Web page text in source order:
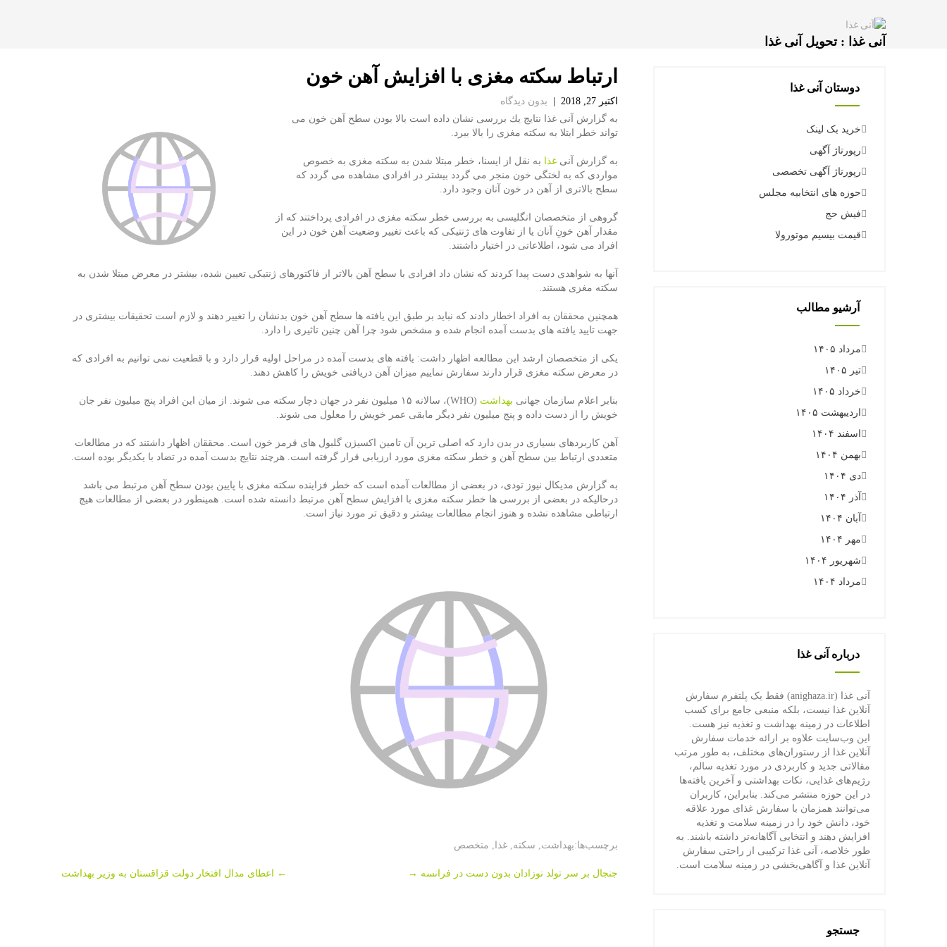
آنی غذا : تحویل آنی غذا
ارتباط سكته مغزی با افزایش آهن خون
اکتبر 27, 2018
بدون دیدگاه
به گزارش آنی غذا نتایج یك بررسی نشان داده است بالا بودن سطح آهن خون می
تواند خطر ابتلا به سكته مغزی را بالا ببرد.
به گزارش آنی غذا به نقل از ایسنا، خطر مبتلا شدن به سكته مغزی به خصوص
مواردی كه به لختگی خون منجر می گردد بیشتر در افرادی مشاهده می گردد كه
سطح بالاتری از آهن در خون آنان وجود دارد.
گروهی از متخصصان انگلیسی به بررسی خطر سكته مغزی در افرادی پرداختند كه از
مقدار آهن خونِ آنان یا از تفاوت های ژنتیكی كه باعث تغییر وضعیت آهن خون در این
افراد می شود، اطلاعاتی در اختیار داشتند.
آنها به شواهدی دست پیدا كردند كه نشان داد افرادی با سطح آهن بالاتر از فاكتورهای ژنتیكی تعیین شده، بیشتر در معرض مبتلا شدن به
سكته مغزی هستند.
همچنین محققان به افراد اخطار دادند كه نباید بر طبق این یافته ها سطح آهن خون بدنشان را تغییر دهند و لازم است تحقیقات بیشتری در
جهت تایید یافته های بدست آمده انجام شده و مشخص شود چرا آهن چنین تاثیری را دارد.
یكی از متخصصان ارشد این مطالعه اظهار داشت: یافته های بدست آمده در مراحل اولیه قرار دارد و با قطعیت نمی توانیم به افرادی كه
در معرض سكته مغزی قرار دارند سفارش نماییم میزان آهن دریافتی خویش را كاهش دهند.
بنابر اعلام سازمان جهانی بهداشت
(WHO)، سالانه ۱۵ میلیون نفر در جهان دچار سكته می شوند. از میان این افراد پنج میلیون نفر جان
خویش را از دست داده و پنج میلیون نفر دیگر مابقی عمر خویش را معلول می شوند.
آهن كاربردهای بسیاری در بدن دارد كه اصلی ترین آن تامین اكسیژن گلبول های قرمز خون است. محققان اظهار داشتند كه در مطالعات
متعددی ارتباط بین سطح آهن و خطر سكته مغزی مورد ارزیابی قرار گرفته است. هرچند نتایج بدست آمده در تضاد با یكدیگر بوده است.
به گزارش مدیكال نیوز تودی، در بعضی از مطالعات آمده است كه خطر فزاینده سكته مغزی با پایین بودن سطح آهن مرتبط می باشد
درحالیكه در بعضی از بررسی ها خطر سكته مغزی با افزایش سطح آهن مرتبط دانسته شده است. همینطور در بعضی از مطالعات هیچ
ارتباطی مشاهده نشده و هنوز انجام مطالعات بیشتر و دقیق تر مورد نیاز است.
برچسب‌ها:بهداشت, سكته, غذا , متخصص
Post
← اعطای مدال افتخار دولت قزاقستان به وزیر بهداشت جنجال بر سر تولد نوزادان بدون دست در فرانسه →
دوستان آنی غذا
خرید بک لینک
رپورتاژ آگهی
رپورتاژ آگهی تخصصی
حوزه های انتخابیه مجلس
فیش حج
قیمت بیسیم موتورولا
آرشیو مطالب
مرداد ۱۴۰۵
تیر ۱۴۰۵
خرداد ۱۴۰۵
اردیبهشت ۱۴۰۵
اسفند ۱۴۰۴
بهمن ۱۴۰۴
دی ۱۴۰۴
آذر ۱۴۰۴
آبان ۱۴۰۴
مهر ۱۴۰۴
شهریور ۱۴۰۴
مرداد ۱۴۰۴
درباره آنی غذا
آنی غذا (anighaza.ir) فقط یک پلتفرم سفارش
آنلاین غذا نیست، بلکه منبعی جامع برای کسب
اطلاعات در زمینه بهداشت و تغذیه نیز هست.
این وب‌سایت علاوه بر ارائه خدمات سفارش
آنلاین غذا از رستوران‌های مختلف، به طور مرتب
مقالاتی جدید و کاربردی در مورد تغذیه سالم،
رژیم‌های غذایی، نکات بهداشتی و آخرین یافته‌ها
در این حوزه منتشر می‌کند. بنابراین، کاربران
می‌توانند همزمان با سفارش غذای مورد علاقه
خود، دانش خود را در زمینه سلامت و تغذیه
افزایش دهند و انتخابی آگاهانه‌تر داشته باشند. به
طور خلاصه، آنی غذا ترکیبی از راحتی سفارش
آنلاین غذا و آگاهی‌بخشی در زمینه سلامت است.
جستجو